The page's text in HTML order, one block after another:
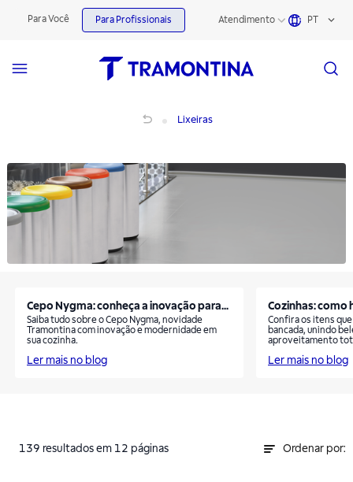
Para Você Para Profissionais Atendimento PT
Lixeiras
Cepo Nygma: conheça a inovação para...
Saiba tudo sobre o Cepo Nygma, novidade
Tramontina com inovação e modernidade em
sua cozinha.
Ler mais no blog
Cozinhas: como
Confira os itens
bancada, unindo
aproveitamento
Ler mais no blog
139 resultados em 12 páginas Ordenar por:
Lixeiras | Tramontina